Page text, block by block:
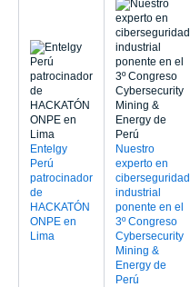
Entelgy
Perú
patrocinador
de
HACKATÓN
ONPE en
Lima
Nuestro
experto en
ciberseguridad
industrial
ponente en el
3º Congreso
Cybersecurity
Mining &
Energy de
Perú